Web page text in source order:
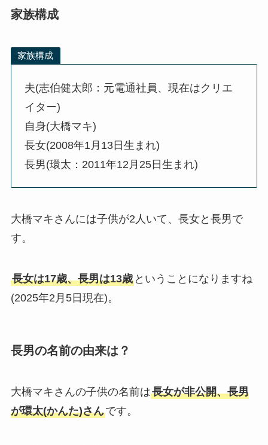
家族構成
家族構成
夫(志伯健太郎：元電通社員、現在はクリエ
イター)
自身(大橋マキ)
長女(2008年1月13日生まれ)
長男(環太：2011年12月25日生まれ)
大橋マキさんには子供が2人いて、長女と長男で
す。
長女は17歳、長男は13歳ということになりますね
(2025年2月5日現在)。
長男の名前の由来は？
大橋マキさんの子供の名前は長女が非公開、長男
が環太(かんた)さんです。